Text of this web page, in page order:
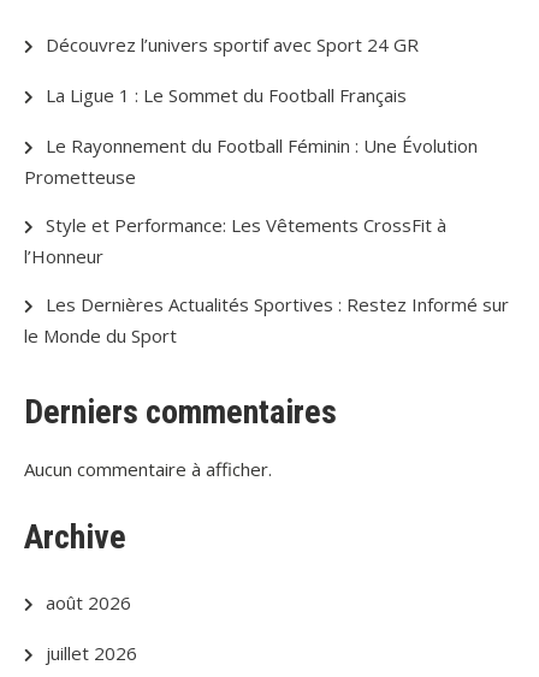
Découvrez l’univers sportif avec Sport 24 GR
La Ligue 1 : Le Sommet du Football Français
Le Rayonnement du Football Féminin : Une Évolution
Prometteuse
Style et Performance: Les Vêtements CrossFit à
l’Honneur
Les Dernières Actualités Sportives : Restez Informé sur
le Monde du Sport
Derniers commentaires
Aucun commentaire à afficher.
Archive
août 2026
juillet 2026